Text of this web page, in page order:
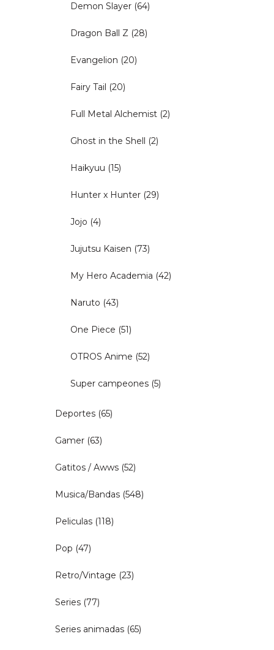
Demon Slayer (64)
Dragon Ball Z (28)
Evangelion (20)
Fairy Tail (20)
Full Metal Alchemist (2)
Ghost in the Shell (2)
Haikyuu (15)
Hunter x Hunter (29)
Jojo (4)
Jujutsu Kaisen (73)
My Hero Academia (42)
Naruto (43)
One Piece (51)
OTROS Anime (52)
Super campeones (5)
Deportes (65)
Gamer (63)
Gatitos / Awws (52)
Musica/Bandas (548)
Peliculas (118)
Pop (47)
Retro/Vintage (23)
Series (77)
Series animadas (65)